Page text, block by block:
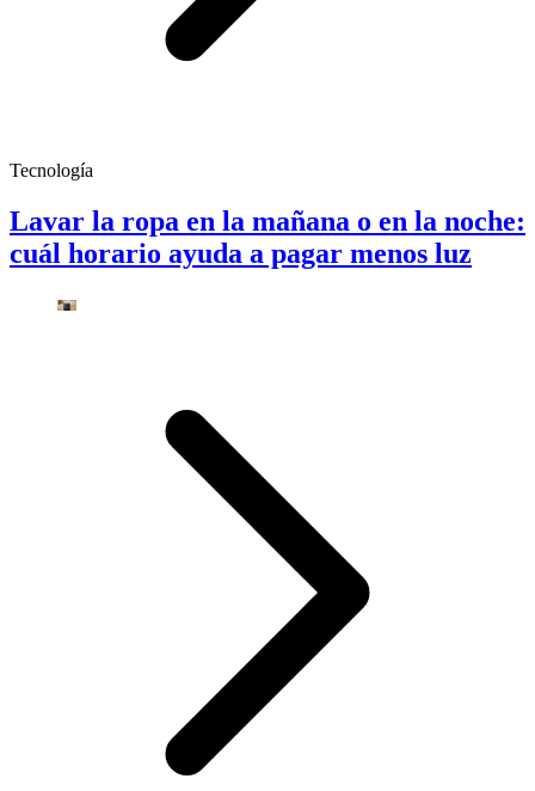
Tecnología
Lavar la ropa en la mañana o en la noche:
cuál horario ayuda a pagar menos luz